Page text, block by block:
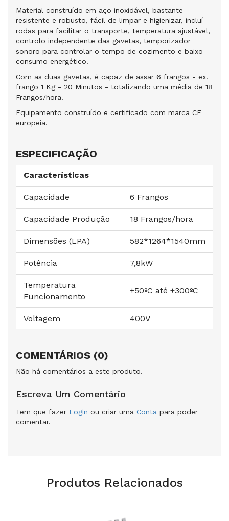
Material construído em aço inoxidável, bastante
resistente e robusto, fácil de limpar e higienizar, incluí
rodas para facilitar o transporte, temperatura ajustável,
controlo independente das gavetas, temporizador
sonoro para controlar o tempo de cozimento e baixo
consumo energético.
Com as duas gavetas, é capaz de assar 6 frangos - ex.
frango 1 Kg - 20 Minutos - totalizando uma média de 18
Frangos/hora.
Equipamento construído e certificado com marca CE
europeia.
ESPECIFICAÇÃO
Características
Capacidade 6 Frangos
Capacidade Produção 18 Frangos/hora
Dimensões (LPA) 582*1264*1540mm
Potência 7,8kW
Temperatura
Funcionamento
+50ºC até +300ºC
Voltagem 400V
COMENTÁRIOS (0)
Não há comentários a este produto.
Escreva Um Comentário
Tem que fazer Login ou criar uma Conta para poder
comentar.
Produtos Relacionados